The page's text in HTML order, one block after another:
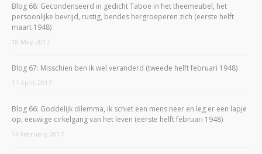
Blog 68: Gecondenseerd in gedicht Taboe in het theemeubel, het
persoonlijke bevrijd, rustig, bendes hergroeperen zich (eerste helft
maart 1948)
18 May, 2017
Blog 67: Misschien ben ik wel veranderd (tweede helft februari 1948)
11 April, 2017
Blog 66: Goddelijk dilemma, ik schiet een mens neer en leg er een lapje
op, eeuwige cirkelgang van het leven (eerste helft februari 1948)
14 February, 2017